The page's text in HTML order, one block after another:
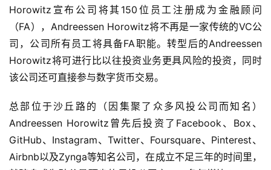
Horowitz宣布公司将其150位员工注册成为金融顾问
（FA），Andreessen Horowitz将不再是一家传统的VC公
司，公司所有员工将具备FA职能。转型后的Andreessen
Horowitz将可进行比以往投资业务更具风险的投资，同时
该公司还可直接参与数字货币交易。
总部位于沙丘路的（因集聚了众多风投公司而知名）
Andreessen Horowitz曾先后投资了Facebook、Box、
GitHub、Instagram、Twitter、Foursquare、Pinterest、
Airbnb以及Zynga等知名公司，在成立不足三年的时间里，